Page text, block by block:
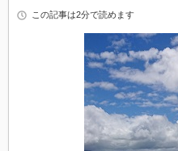
この記事は2分で読めます